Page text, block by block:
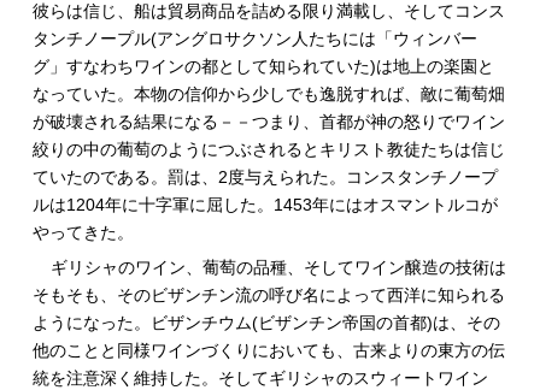
彼らは信じ、船は貿易商品を詰める限り満載し、そしてコンス
タンチノープル(アングロサクソン人たちには「ウィンバー
グ」すなわちワインの都として知られていた)は地上の楽園と
なっていた。本物の信仰から少しでも逸脱すれば、敵に葡萄畑
が破壊される結果になる－－つまり、首都が神の怒りでワイン
絞りの中の葡萄のようにつぶされるとキリスト教徒たちは信じ
ていたのである。罰は、2度与えられた。コンスタンチノープ
ルは1204年に十字軍に屈した。1453年にはオスマントルコが
やってきた。
ギリシャのワイン、葡萄の品種、そしてワイン醸造の技術は
そもそも、そのビザンチン流の呼び名によって西洋に知られる
ようになった。ビザンチウム(ビザンチン帝国の首都)は、その
他のことと同様ワインづくりにおいても、古来よりの東方の伝
統を注意深く維持した。そしてギリシャのスウィートワイン